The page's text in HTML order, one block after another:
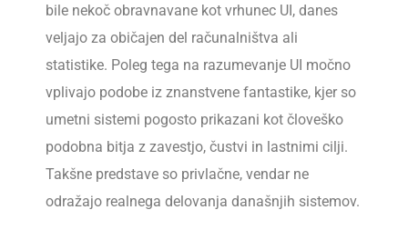
bile nekoč obravnavane kot vrhunec UI, danes
veljajo za običajen del računalništva ali
statistike. Poleg tega na razumevanje UI močno
vplivajo podobe iz znanstvene fantastike, kjer so
umetni sistemi pogosto prikazani kot človeško
podobna bitja z zavestjo, čustvi in lastnimi cilji.
Takšne predstave so privlačne, vendar ne
odražajo realnega delovanja današnjih sistemov.